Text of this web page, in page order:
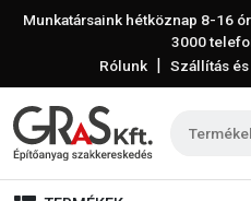
Munkatársaink hétköznap 8-16
3000
Rólunk | Szállítás